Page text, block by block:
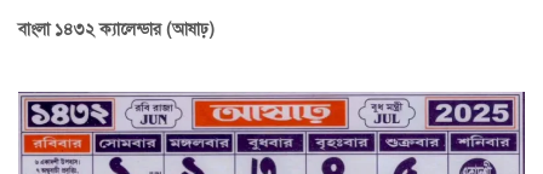
বাংলা ১৪৩২ ক্যালেন্ডার (আষাঢ়)